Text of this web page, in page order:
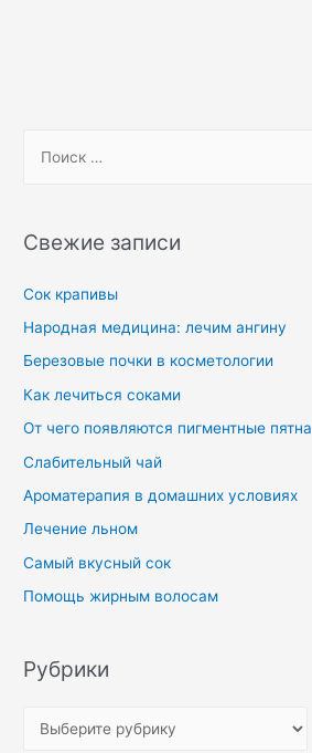
Свежие записи
Сок крапивы
Народная медицина: лечим ангину
Березовые почки в косметологии
Как лечиться соками
От чего появляются пигментные пятна
Слабительный чай
Ароматерапия в домашних условиях
Лечение льном
Самый вкусный сок
Помощь жирным волосам
Рубрики